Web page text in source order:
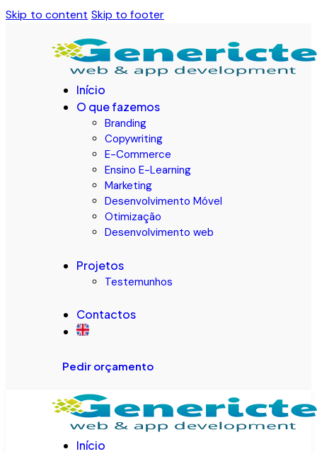
Skip to content Skip to footer
Início
O que fazemos
Branding
Copywriting
E-Commerce
Ensino E-Learning
Marketing
Desenvolvimento Móvel
Otimização
Desenvolvimento web
Projetos
Testemunhos
Contactos
Pedir orçamento
Início